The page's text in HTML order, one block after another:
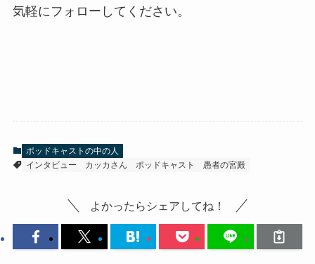
気軽にフォローしてください。
ポッドキャストの中の人
インタビュー
カッカさん ポッドキャスト 愚者の宮殿
よかったらシェアしてね！